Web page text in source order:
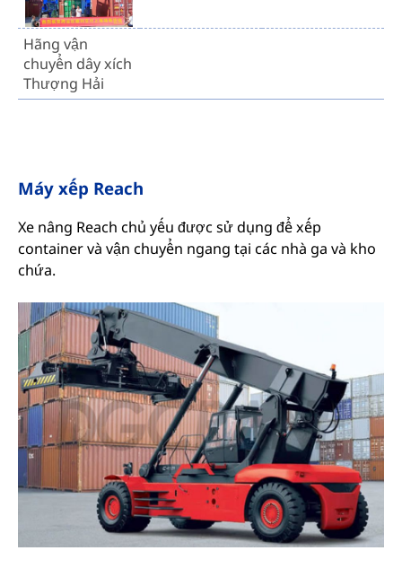
Hãng vận
chuyển dây xích
Thượng Hải
Máy xếp Reach
Xe nâng Reach chủ yếu được sử dụng để xếp
container và vận chuyển ngang tại các nhà ga và kho
chứa.